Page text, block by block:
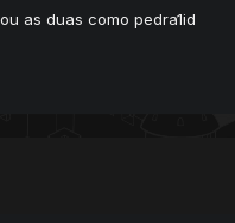
as duas como pedra1id